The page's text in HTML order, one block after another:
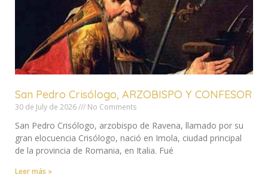
San Pedro Crisólogo, ARZOBISPO Y CONFESOR
30 de July de 2026 No Comments
San Pedro Crisólogo, arzobispo de Ravena, llamado por su
gran elocuencia Crisólogo, nació en Imola, ciudad principal
de la provincia de Romania, en Italia. Fué
Leer más »